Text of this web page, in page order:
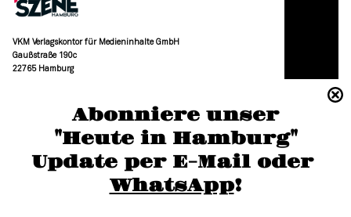
Abonniere unser
"Heute in Hamburg"
Update per E-Mail oder
WhatsApp!
VKM Verlagskontor für Medieninhalte GmbH
Gaußstraße 190c
22765 Hamburg
moc.grubmah-enezs@ofni